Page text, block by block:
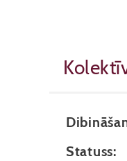
Statuss: